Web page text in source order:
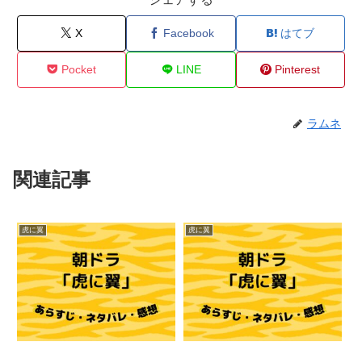
X Facebook はてブ
Pocket LINE Pinterest
ラムネ
関連記事
虎に翼 虎に翼